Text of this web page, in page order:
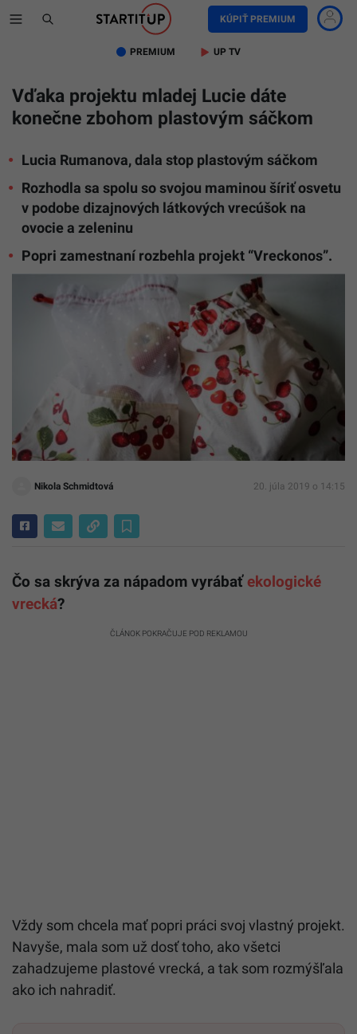
KÚPIŤ PREMIUM
PREMIUM UP TV
Vďaka projektu mladej Lucie dáte
konečne zbohom plastovým sáčkom
Lucia Rumanova, dala stop plastovým sáčkom
Rozhodla sa spolu so svojou maminou šíriť osvetu
v podobe dizajnových látkových vrecúšok na
ovocie a zeleninu
Popri zamestnaní rozbehla projekt “Vreckonos”.
Nikola Schmidtová 20. júla 2019 o 14:15
Čo sa skrýva za nápadom vyrábať ekologické
vrecká?
ČLÁNOK POKRAČUJE POD REKLAMOU
Vždy som chcela mať popri práci svoj vlastný projekt.
Navyše, mala som už dosť toho, ako všetci
zahadzujeme plastové vrecká, a tak som rozmýšľala
ako ich nahradiť.